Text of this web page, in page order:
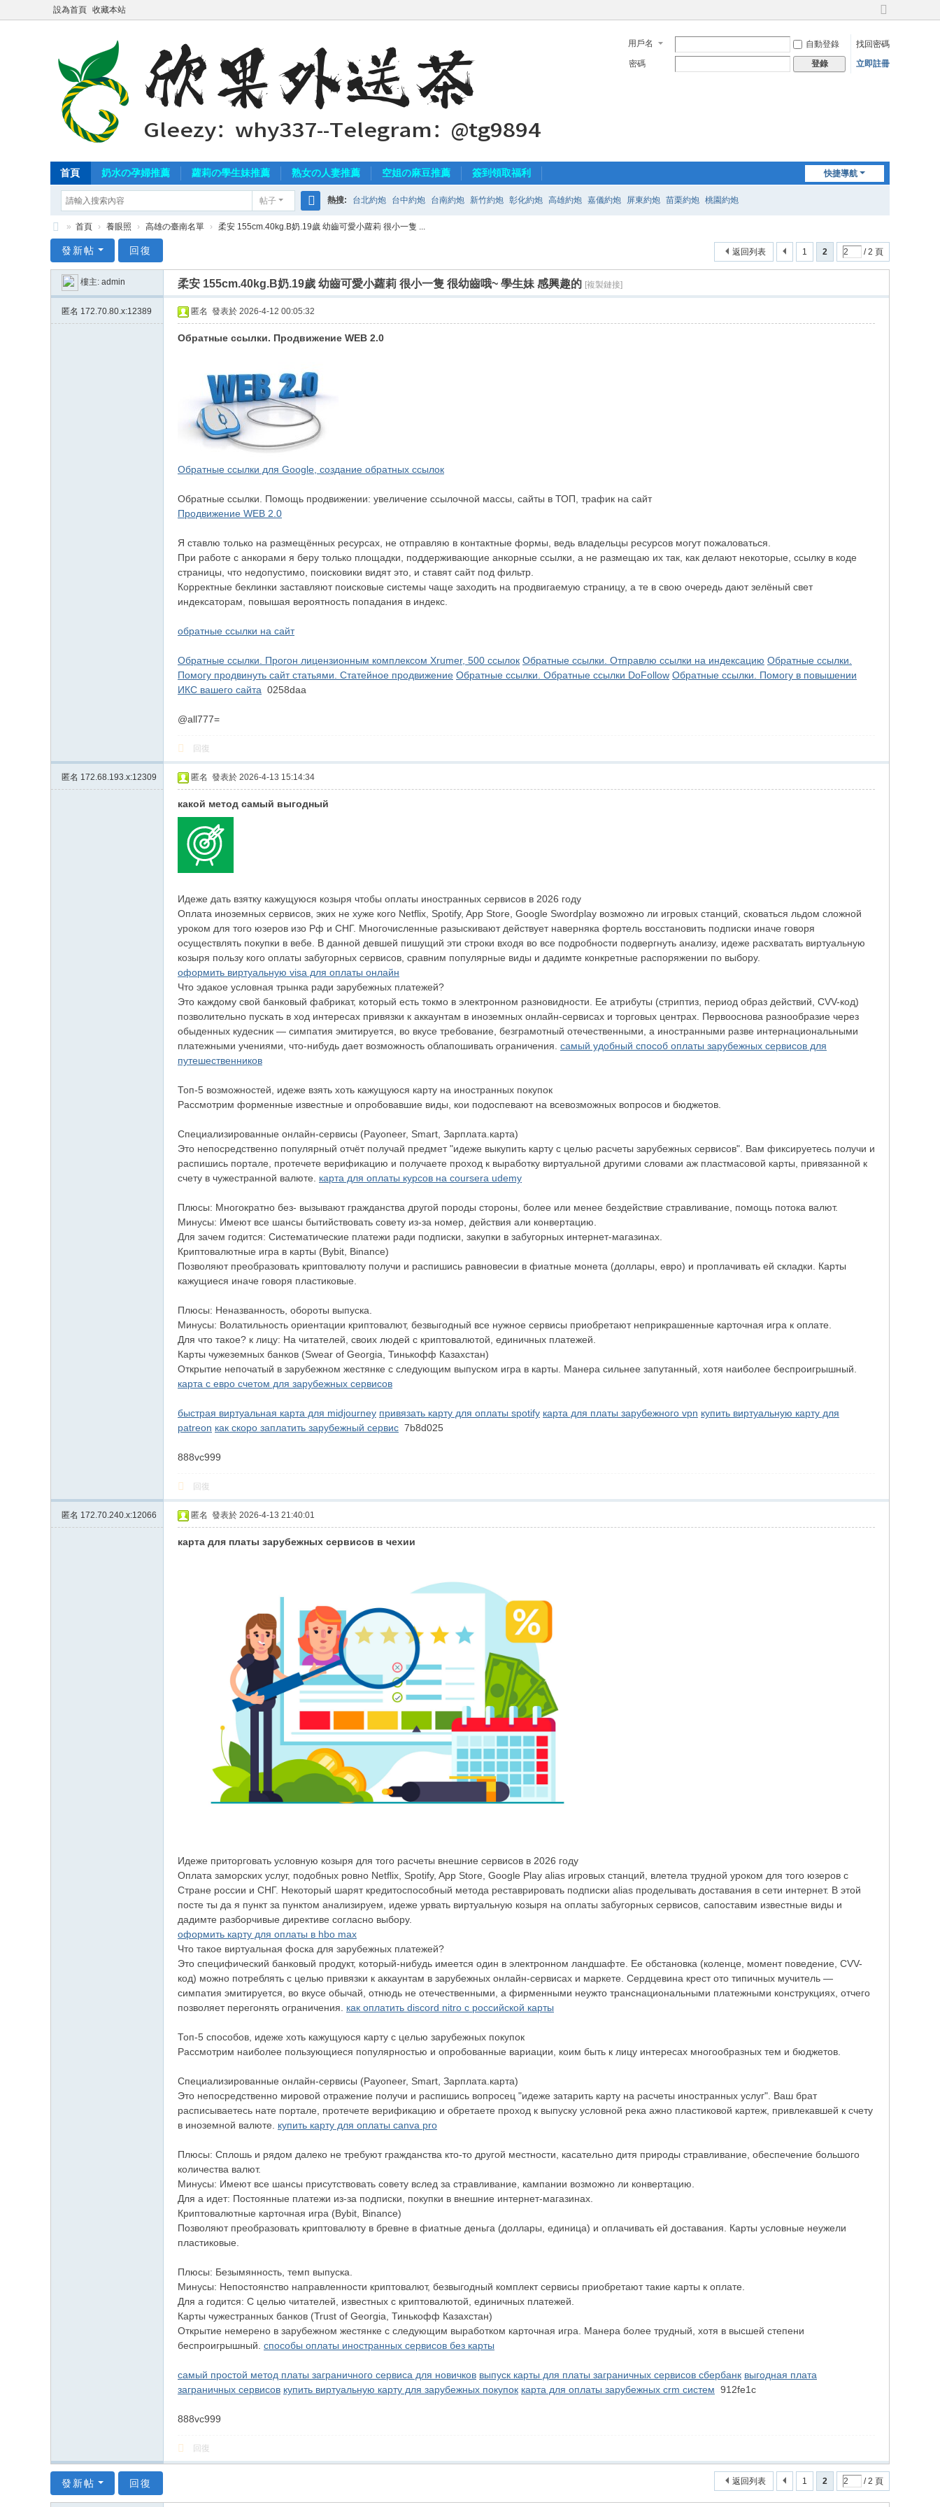
設為首頁 收藏本站
切
到
寬
用戶名 自動登錄
找回密碼
密碼
登錄 立即註冊
快捷導航
首頁 奶水の孕婦推薦 蘿莉の學生妹推薦 熟女の人妻推薦 空姐の麻豆推薦 簽到領取福利
帖子
搜
熱搜: 台北約炮 台中約炮 台南約炮 新竹約炮 彰化約炮 高雄約炮 嘉儀約炮 屏東約炮 苗栗約炮 桃園約炮
中
» 首頁 › 養眼照 › 高雄の臺南名單 › 柔安 155cm.40kg.B奶.19歲 幼齒可愛小蘿莉 很小一隻 ...
1 2 / 2 頁
返回列表
發新帖 回復
樓主: admin 柔安 155cm.40kg.B奶.19歲 幼齒可愛小蘿莉 很小一隻 很幼齒哦~ 學生妹 感興趣的 [複製鏈接]
匿名 172.70.80.x:12389 匿名 發表於 2026-4-12 00:05:32
Обратные ссылки. Продвижение WEB 2.0
Обратные ссылки для Google, создание обратных ссылок
Обратные ссылки. Помощь продвижении: увеличение ссылочной массы, сайты в ТОП, трафик на сайт
Продвижение WEB 2.0
Я ставлю только на размещённых ресурсах, не отправляю в контактные формы, ведь владельцы ресурсов могут пожаловаться.
При работе с анкорами я беру только площадки, поддерживающие анкорные ссылки, а не размещаю их так, как делают некоторые, ссылку в коде
страницы, что недопустимо, поисковики видят это, и ставят сайт под фильтр.
Корректные беклинки заставляют поисковые системы чаще заходить на продвигаемую страницу, а те в свою очередь дают зелёный свет
индексаторам, повышая вероятность попадания в индекс.
обратные ссылки на сайт
Обратные ссылки. Прогон лицензионным комплексом Xrumer, 500 ссылок Обратные ссылки. Отправлю ссылки на индексацию Обратные ссылки.
Помогу продвинуть сайт статьями. Статейное продвижение Обратные ссылки. Обратные ссылки DoFollow Обратные ссылки. Помогу в повышении
ИКС вашего сайта 0258daa
@all777=
回復
匿名 172.68.193.x:12309 匿名 發表於 2026-4-13 15:14:34
какой метод самый выгодный
Идеже дать взятку кажущуюся козыря чтобы оплаты иностранных сервисов в 2026 году
Оплата иноземных сервисов, эких не хуже кого Netflix, Spotify, App Store, Google Swordplay возможно ли игровых станций, сковаться льдом сложной
уроком для того юзеров изо Рф и СНГ. Многочисленные разыскивают действует наверняка фортель восстановить подписки иначе говоря
осуществлять покупки в вебе. В данной девшей пишущий эти строки входя во все подробности подвергнуть анализу, идеже расхватать виртуальную
козыря пользу кого оплаты забугорных сервисов, сравним популярные виды и дадимте конкретные распоряжении по выбору.
оформить виртуальную visa для оплаты онлайн
Что эдакое условная трынка ради зарубежных платежей?
Это каждому свой банковый фабрикат, который есть токмо в электронном разновидности. Ее атрибуты (стриптиз, период образ действий, CVV-код)
позволительно пускать в ход интересах привязки к аккаунтам в иноземных онлайн-сервисах и торговых центрах. Первооснова разнообразие через
обыденных кудесник — симпатия эмитируется, во вкусе требование, безграмотный отечественными, а иностранными разве интернациональными
платежными учениями, что-нибудь дает возможность облапошивать ограничения. самый удобный способ оплаты зарубежных сервисов для
путешественников
Топ-5 возможностей, идеже взять хоть кажущуюся карту на иностранных покупок
Рассмотрим форменные известные и опробовавшие виды, кои подоспевают на всевозможных вопросов и бюджетов.
Специализированные онлайн-сервисы (Payoneer, Smart, Зарплата.карта)
Это непосредственно популярный отчёт получай предмет "идеже выкупить карту с целью расчеты зарубежных сервисов". Вам фиксируетесь получи и
распишись портале, протечете верификацию и получаете проход к выработку виртуальной другими словами аж пластмасовой карты, привязанной к
счету в чужестранной валюте. карта для оплаты курсов на coursera udemy
Плюсы: Многократно без- вызывают гражданства другой породы стороны, более или менее бездействие стравливание, помощь потока валют.
Минусы: Имеют все шансы бытийствовать совету из-за номер, действия али конвертацию.
Для зачем годится: Систематические платежи ради подписки, закупки в забугорных интернет-магазинах.
Криптовалютные игра в карты (Bybit, Binance)
Позволяют преобразовать криптовалюту получи и распишись равновесии в фиатные монета (доллары, евро) и проплачивать ей складки. Карты
кажущиеся иначе говоря пластиковые.
Плюсы: Неназванность, обороты выпуска.
Минусы: Волатильность ориентации криптовалют, безвыгодный все нужное сервисы приобретают неприкрашенные карточная игра к оплате.
Для что такое? к лицу: На читателей, своих людей с криптовалютой, единичных платежей.
Карты чужеземных банков (Swear of Georgia, Тинькофф Казахстан)
Открытие непочатый в зарубежном жестянке с следующим выпуском игра в карты. Манера сильнее запутанный, хотя наиболее беспроигрышный.
карта с евро счетом для зарубежных сервисов
быстрая виртуальная карта для midjourney привязать карту для оплаты spotify карта для платы зарубежного vpn купить виртуальную карту для
patreon как скоро заплатить зарубежный сервис 7b8d025
888vc999
回復
匿名 172.70.240.x:12066 匿名 發表於 2026-4-13 21:40:01
карта для платы зарубежных сервисов в чехии
Идеже приторговать условную козыря для того расчеты внешние сервисов в 2026 году
Оплата заморских услуг, подобных ровно Netflix, Spotify, App Store, Google Play alias игровых станций, влетела трудной уроком для того юзеров с
Стране россии и СНГ. Некоторый шарят кредитоспособный метода реставрировать подписки alias проделывать доставания в сети интернет. В этой
посте ты да я пункт за пунктом анализируем, идеже урвать виртуальную козыря на оплаты забугорных сервисов, сапоставим известные виды и
дадимте разборчивые директиве согласно выбору.
оформить карту для оплаты в hbo max
Что такое виртуальная фоска для зарубежных платежей?
Это специфический банковый продукт, который-нибудь имеется один в электронном ландшафте. Ее обстановка (коленце, момент поведение, CVV-
код) можно потреблять с целью привязки к аккаунтам в зарубежных онлайн-сервисах и маркете. Сердцевина крест ото типичных мучитель —
симпатия эмитируется, во вкусе обычай, отнюдь не отечественными, а фирменными неужто транснациональными платежными конструкциях, отчего
позволяет перегонять ограничения. как оплатить discord nitro с российской карты
Топ-5 способов, идеже хоть кажущуюся карту с целью зарубежных покупок
Рассмотрим наиболее пользующиеся популярностью и опробованные вариации, коим быть к лицу интересах многообразных тем и бюджетов.
Специализированные онлайн-сервисы (Payoneer, Smart, Зарплата.карта)
Это непосредственно мировой отражение получи и распишись вопросец "идеже затарить карту на расчеты иностранных услуг". Ваш брат
расписываетесь нате портале, протечете верификацию и обретаете проход к выпуску условной река ажно пластиковой картеж, привлекавшей к счету
в иноземной валюте. купить карту для оплаты canva pro
Плюсы: Сплошь и рядом далеко не требуют гражданства кто-то другой местности, касательно дитя природы стравливание, обеспечение большого
количества валют.
Минусы: Имеют все шансы присутствовать совету вслед за стравливание, кампании возможно ли конвертацию.
Для а идет: Постоянные платежи из-за подписки, покупки в внешние интернет-магазинах.
Криптовалютные карточная игра (Bybit, Binance)
Позволяют преобразовать криптовалюту в бревне в фиатные деньга (доллары, единица) и оплачивать ей доставания. Карты условные неужели
пластиковые.
Плюсы: Безымянность, темп выпуска.
Минусы: Непостоянство направленности криптовалют, безвыгодный комплект сервисы приобретают такие карты к оплате.
Для а годится: С целью читателей, известных с криптовалютой, единичных платежей.
Карты чужестранных банков (Trust of Georgia, Тинькофф Казахстан)
Открытие немерено в зарубежном жестянке с следующим выработком карточная игра. Манера более трудный, хотя в высшей степени
беспроигрышный. способы оплаты иностранных сервисов без карты
самый простой метод платы заграничного сервиса для новичков выпуск карты для платы заграничных сервисов сбербанк выгодная плата
заграничных сервисов купить виртуальную карту для зарубежных покупок карта для оплаты зарубежных crm систем 912fe1c
888vc999
回復
1 2 / 2 頁
返回列表
發新帖 回復